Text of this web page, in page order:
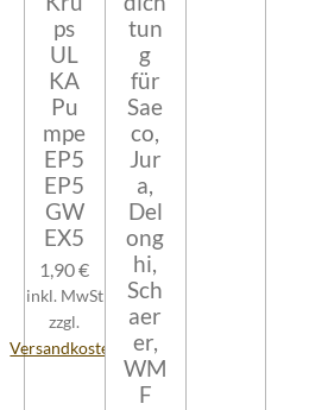
ps
UL
KA
Pu
mpe
EP5
EP5
GW
EX5
1,90 €
inkl. MwSt
zzgl.
Versandkosten
tun
g
für
Sae
co,
Jur
a,
Del
ong
hi,
Sch
aer
er,
WM
F